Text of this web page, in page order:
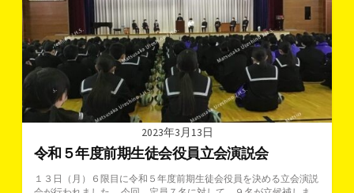
2023年3月13日
令和５年度前期生徒会役員立会演説会
１３日（月）６限目に令和５年度前期生徒会役員を決める立会演説